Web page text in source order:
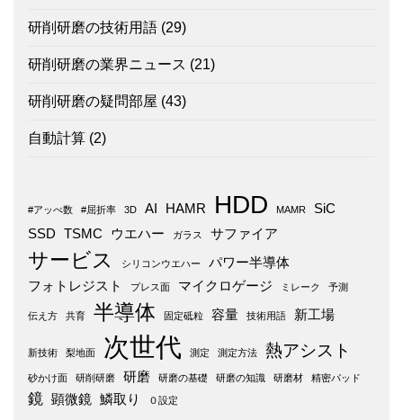
研削研磨の技術用語 (29)
研削研磨の業界ニュース (21)
研削研磨の疑問部屋 (43)
自動計算 (2)
#アッべ数 #屈折率 3D AI HAMR HDD MAMR
SiC
SSD
TSMC ウエハー ガラス サファイア
サービス シリコンウエハー
パワー半導体
フォトレジスト
プレス面 マイクロゲージ ミレーク 予測
伝え方 共育 半導体 固定砥粒 容量 技術用語 新工場
新技術 梨地面 次世代 測定 測定方法 熱アシスト
砂かけ面 研削研磨 研磨 研磨の基礎 研磨の知識 研磨材 精密パッド
鏡 顕微鏡 鱗取り ０設定